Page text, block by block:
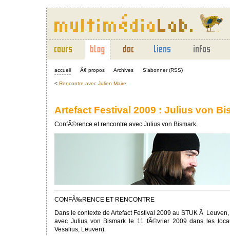
accueil Ã€ propos Archives S’abonner (RSS)
< Rencontre avec Julien Maire
Artefact Festival 2009 : Julius von
ConfÃ©rence et rencontre avec Julius von Bismark.
CONFÃ‰RENCE ET RENCONTRE
Dans le contexte de Artefact Festival 2009 au STUK Ã
avec Julius von Bismark le 11 fÃ©vrier 2009 dans les
Vesalius, Leuven).